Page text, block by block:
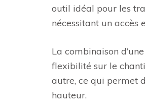
outil idéal pour les
nécessitant un accès
La combinaison
flexibilité sur le
autre, ce qui permet
hauteur.